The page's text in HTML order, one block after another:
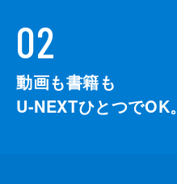
02
動画も書籍も
U-NEXTひとつでOK。